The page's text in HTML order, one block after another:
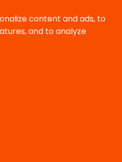
content and ads, to
and to analyze